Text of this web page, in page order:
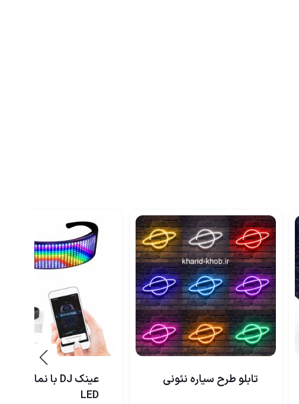
تابلو طرح سیاره نئونی
عینک DJ با نمایشگر
LED